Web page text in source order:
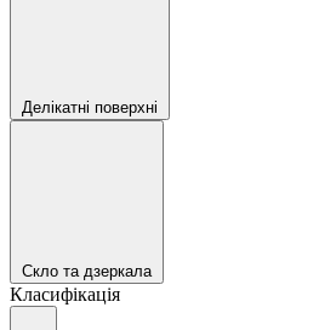
Делікатні поверхні
Скло та дзеркала
Класифікація